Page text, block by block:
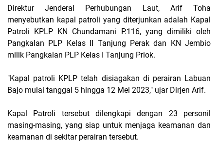
Direktur Jenderal Perhubungan Laut, Arif Toha
menyebutkan kapal patroli yang diterjunkan adalah Kapal
Patroli KPLP KN Chundamani P.116, yang dimiliki oleh
Pangkalan PLP Kelas II Tanjung Perak dan KN Jembio
milik Pangkalan PLP Kelas I Tanjung Priok.
"Kapal patroli KPLP telah disiagakan di perairan Labuan
Bajo mulai tanggal 5 hingga 12 Mei 2023," ujar Dirjen Arif.
Kapal Patroli tersebut dilengkapi dengan 23 personil
masing-masing, yang siap untuk menjaga keamanan dan
keamanan di sekitar perairan tersebut.